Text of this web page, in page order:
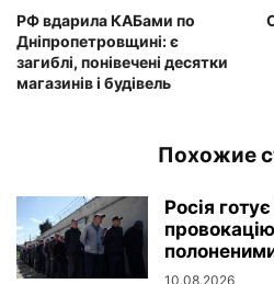
РФ вдарила КАБами по
Дніпропетровщині: є
загиблі, понівечені десятки
магазинів і будівель
Похожие
Росія
10.08.2026